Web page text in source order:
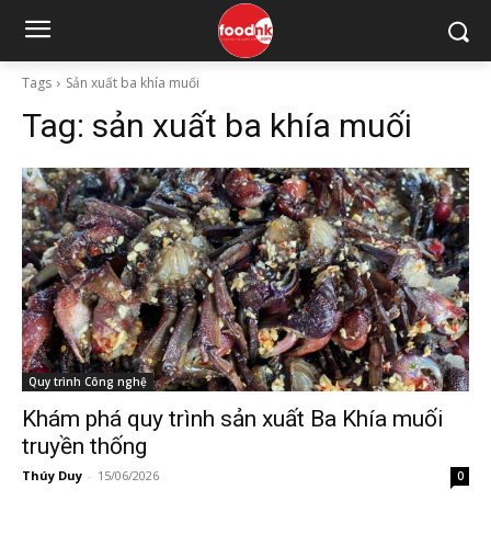
Tags Sản xuất ba khía muối
Tag: sản xuất ba khía muối
Quy trình Công nghệ
Khám phá quy trình sản xuất Ba Khía muối
truyền thống
Thúy Duy - 15/06/2026 0